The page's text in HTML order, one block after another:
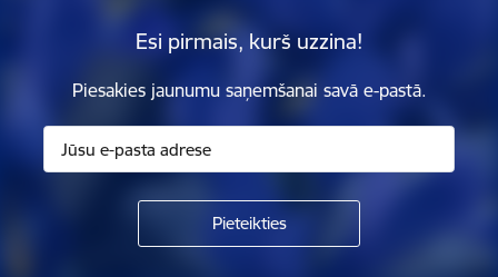
Esi pirmais, kurš uzzina!
Piesakies jaunumu saņemšanai savā e-pastā.